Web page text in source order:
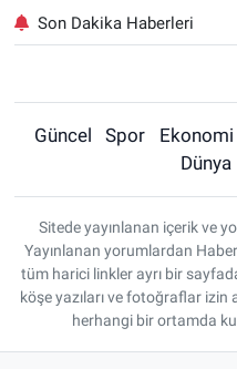
Son Dakika Haberleri
Güncel Spor Ekonomi
Dünya
Sitede yayınlanan içerik ve
Yayınlanan yorumlardan
tüm harici linkler ayrı bir
köşe yazıları ve fotoğraflar izin
herhangi bir ortamda